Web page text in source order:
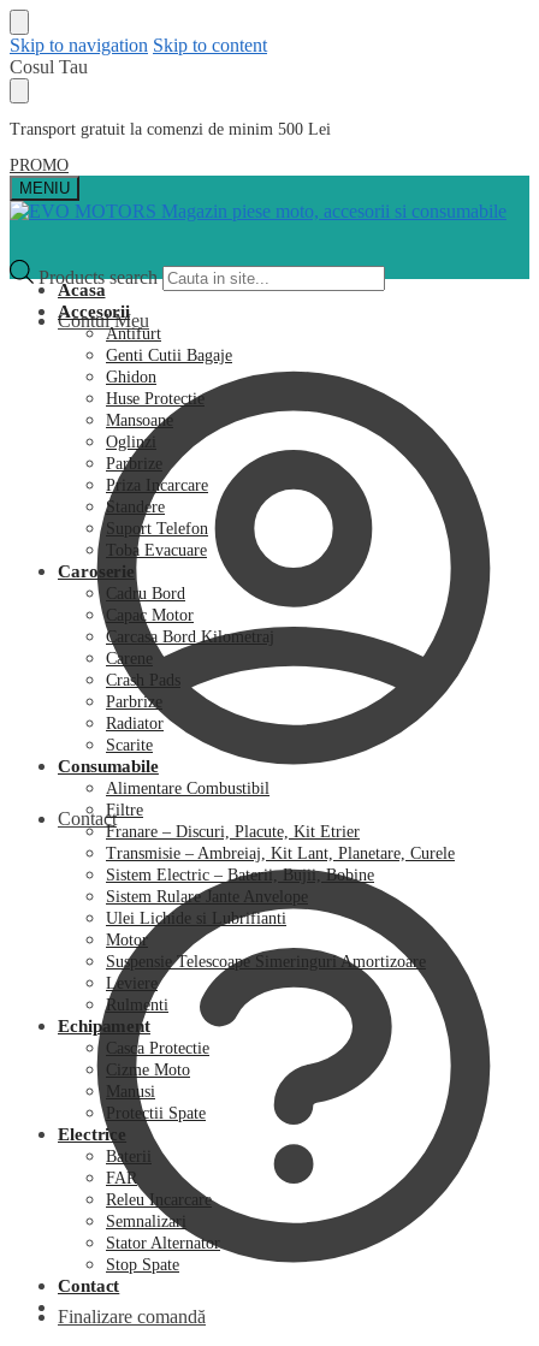
Skip to navigation Skip to content
Cosul Tau
Transport gratuit la comenzi de minim 500 Lei
PROMO
MENIU
Products search
Contul Meu
Contact
Finalizare comandă
Acasa
Accesorii
Antifurt
Genti Cutii Bagaje
Ghidon
Huse Protectie
Mansoane
Oglinzi
Parbrize
Priza Incarcare
Standere
Suport Telefon
Toba Evacuare
Caroserie
Cadru Bord
Capac Motor
Carcasa Bord Kilometraj
Carene
Crash Pads
Parbrize
Radiator
Scarite
Consumabile
Alimentare Combustibil
Filtre
Franare – Discuri, Placute, Kit Etrier
Transmisie – Ambreiaj, Kit Lant, Planetare, Curele
Sistem Electric – Baterii, Bujii, Bobine
Sistem Rulare Jante Anvelope
Ulei Lichide si Lubrifianti
Motor
Suspensie Telescoape Simeringuri Amortizoare
Leviere
Rulmenti
Echipament
Casca Protectie
Cizme Moto
Manusi
Protectii Spate
Electrice
Baterii
FAR
Releu Incarcare
Semnalizari
Stator Alternator
Stop Spate
Contact